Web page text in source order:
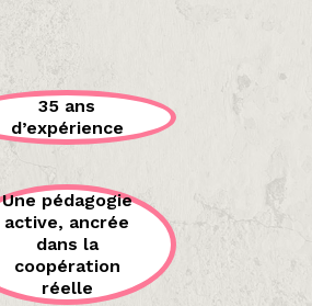
35 ans
d’expérience
Une pédagogie
active, ancrée
dans la
coopération
réelle